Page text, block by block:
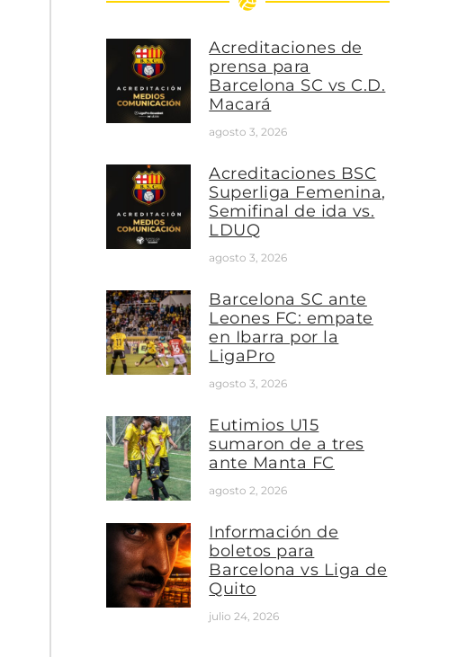
Acreditaciones de
prensa para
Barcelona SC vs C.D.
Macará
agosto 3, 2026
Acreditaciones BSC
Superliga Femenina,
Semifinal de ida vs.
LDUQ
agosto 3, 2026
Barcelona SC ante
Leones FC: empate
en Ibarra por la
LigaPro
agosto 3, 2026
Eutimios U15
sumaron de a tres
ante Manta FC
agosto 2, 2026
Información de
boletos para
Barcelona vs Liga de
Quito
julio 24, 2026